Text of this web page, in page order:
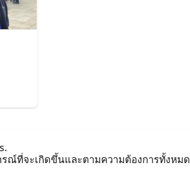
ณ์ที่จะเกิดขึ้นและตามความต้องการทั้งหมด